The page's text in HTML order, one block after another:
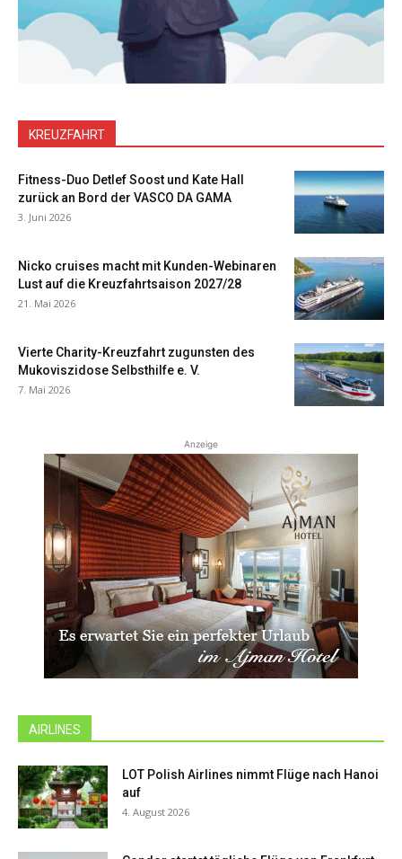
KREUZFAHRT
Fitness-Duo Detlef Soost und Kate Hall
zurück an Bord der VASCO DA GAMA
3. Juni 2026
Nicko cruises macht mit Kunden-Webinaren
Lust auf die Kreuzfahrtsaison 2027/28
21. Mai 2026
Vierte Charity-Kreuzfahrt zugunsten des
Mukoviszidose Selbsthilfe e. V.
7. Mai 2026
Anzeige
AIRLINES
LOT Polish Airlines nimmt Flüge nach Hanoi
auf
4. August 2026